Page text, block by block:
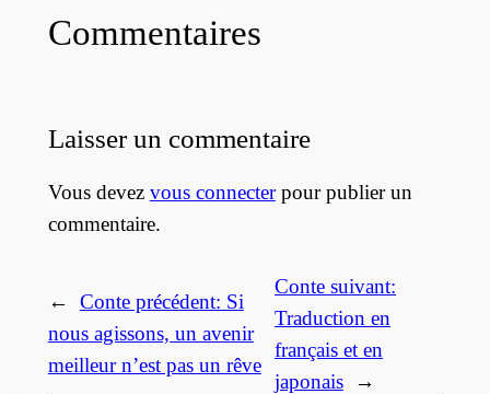
Commentaires
Laisser un commentaire
Vous devez vous connecterpour publier un
commentaire.
← Conte précédent: Si
nous agissons, un avenir
meilleur n’est pas un rêve
Conte suivant:
Traduction en
français et en
japonais
→